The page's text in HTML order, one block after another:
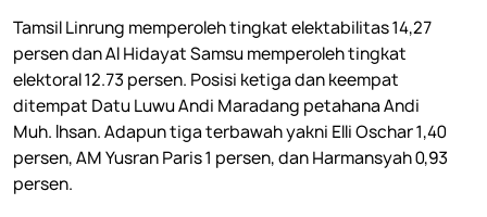
Tamsil Linrung memperoleh tingkat elektabilitas 14,27
persen dan Al Hidayat Samsu memperoleh tingkat
elektoral 12.73 persen. Posisi ketiga dan keempat
ditempat Datu Luwu Andi Maradang petahana Andi
Muh. Ihsan. Adapun tiga terbawah yakni Elli Oschar 1,40
persen, AM Yusran Paris 1 persen, dan Harmansyah 0,93
persen.